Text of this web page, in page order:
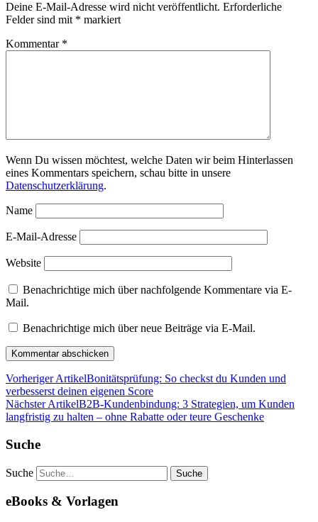
Deine E-Mail-Adresse wird nicht veröffentlicht. Erforderliche
Felder sind mit * markiert
Kommentar *
Wenn Du wissen möchtest, welche Daten wir beim Hinterlassen
eines Kommentars speichern, schau bitte in unsere
Datenschutzerklärung.
Name
E-Mail-Adresse
Website
Benachrichtige mich über nachfolgende Kommentare via E-
Mail.
Benachrichtige mich über neue Beiträge via E-Mail.
Vorheriger ArtikelBonitätsprüfung: So checkst du Kunden und
verbesserst deinen eigenen Score
Nächster ArtikelB2B-Kundenbindung: 3 Strategien, um Kunden
langfristig zu halten – ohne Rabatte oder teure Geschenke
Suche
Suche
eBooks & Vorlagen